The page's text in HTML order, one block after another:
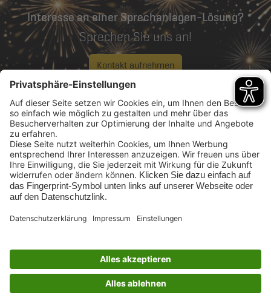
Interesse an einer Sprechanlagen-Lösung?
Sprechen Sie uns an!
Kontakt aufnehmen
Rufen Sie uns an:
0208 96988 12
ImpressumBarrierefreiheitDatenschutz